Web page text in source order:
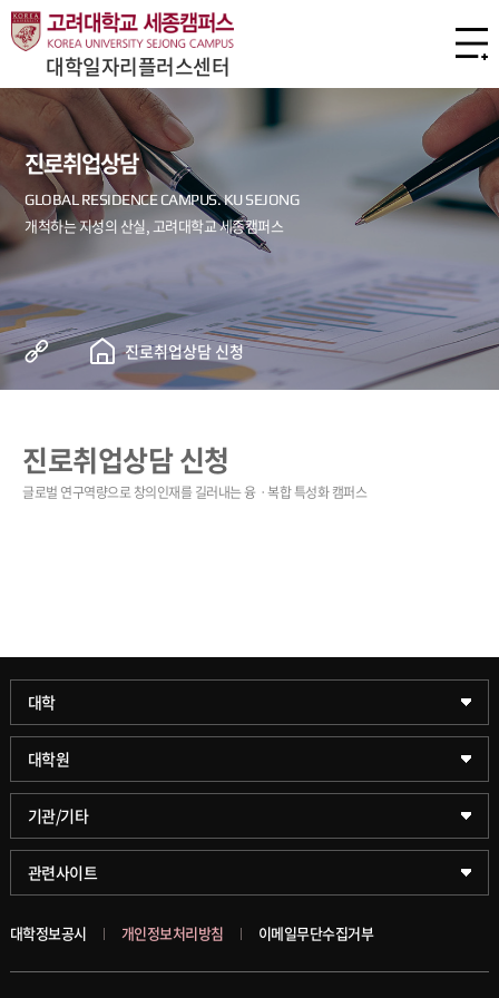
대학일자리플러스센터
진로취업상담
진로취업상담 신청
진로취업상담 신청
대학
과학기술대학
약학대학
글로벌비즈니스대학
공공정책대학
스마트도시학부
대학원
일반대학원
문화스포츠대학원
창업경영대학원
융합과학대학원
기관/기타
학술정보원(도서관)
학술정보팀
국제교류교육원
관련사이트
KUPID
블랙보드
대학정보공시 개인정보처리방침 이메일무단수집거부